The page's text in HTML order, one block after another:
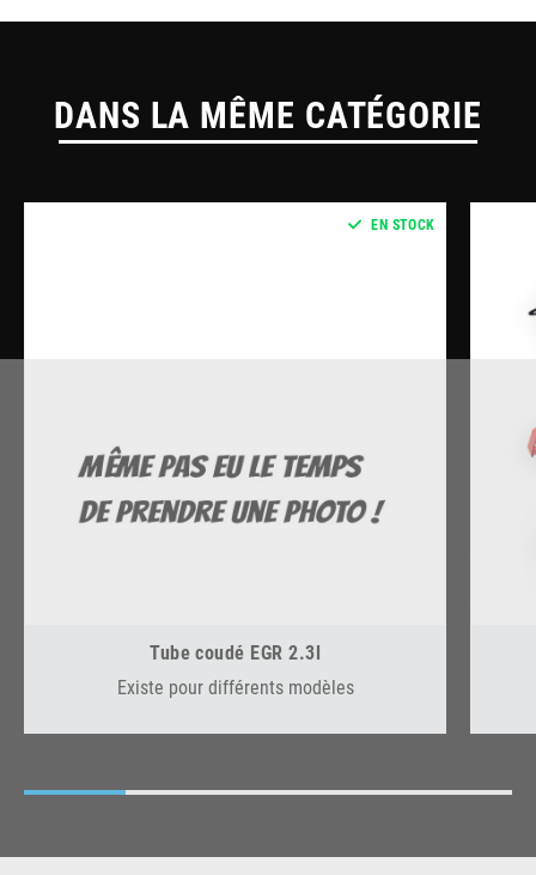
DANS LA MÊME CATÉGORIE
Tube coudé EGR 2.3l
Existe pour différents modèles
EN STOCK